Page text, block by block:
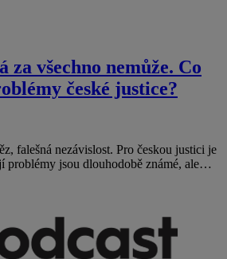
za všechno nemůže. Co
české justice?
falešná nezávislost. Pro českou justici je
problémy jsou dlouhodobě známé, ale…